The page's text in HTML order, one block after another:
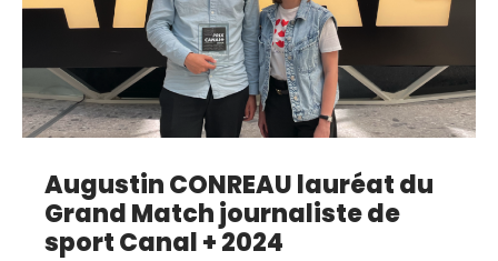
Augustin CONREAU lauréat du
Grand Match journaliste de
sport Canal + 2024